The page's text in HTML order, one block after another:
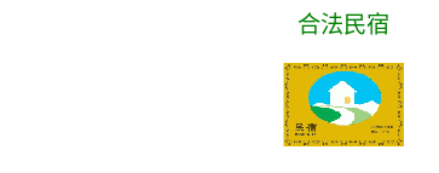
合法民宿